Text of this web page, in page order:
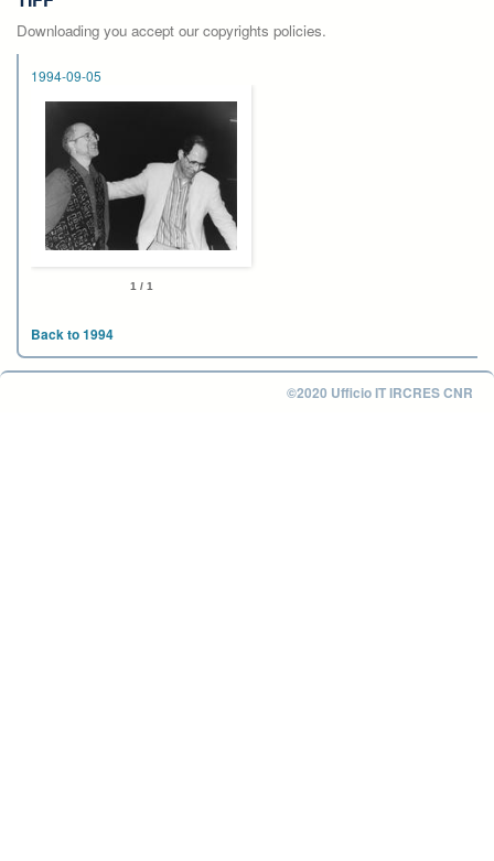
Downloading you accept our copyrights policies.
1994-09-05
1 / 1
Back to 1994
©2020 Ufficio IT IRCRES CNR